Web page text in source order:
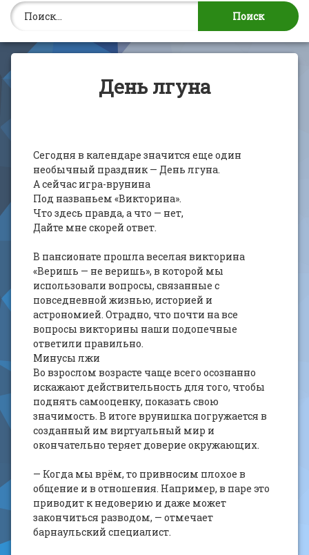
Найти:
День лгуна
Сегодня в календаре значится еще один
необычный праздник — День лгуна.
А сейчас игра-врунина
Под названьем «Викторина».
Что здесь правда, а что — нет,
Дайте мне скорей ответ.
В пансионате прошла веселая викторина
«Веришь — не веришь», в которой мы
использовали вопросы, связанные с
повседневной жизнью, историей и
астрономией. Отрадно, что почти на все
вопросы викторины наши подопечные
ответили правильно.
Минусы лжи
Во взрослом возрасте чаще всего осознанно
искажают действительность для того, чтобы
поднять самооценку, показать свою
значимость. В итоге врунишка погружается в
созданный им виртуальный мир и
окончательно теряет доверие окружающих.
— Когда мы врём, то привносим плохое в
общение и в отношения. Например, в паре это
приводит к недоверию и даже может
закончиться разводом, — отмечает
барнаульский специалист.